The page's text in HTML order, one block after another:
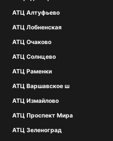
АТЦ Алтуфьево
АТЦ Лобненская
АТЦ Очаково
АТЦ Солнцево
АТЦ Раменки
АТЦ Варшавское ш
АТЦ Измайлово
АТЦ Проспект Мира
АТЦ Зеленоград